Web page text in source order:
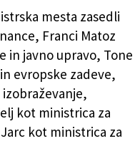
mesta zasedli
Franci Matoz
in javno upravo, Tone
evropske zadeve,
kot ministrica za
kot ministrica za